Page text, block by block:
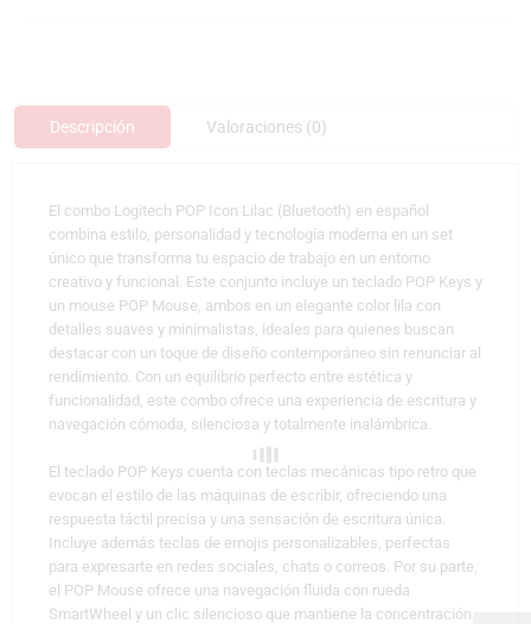
Descripción Valoraciones (0)
El combo Logitech POP Icon Lilac (Bluetooth) en español
combina estilo, personalidad y tecnología moderna en un set
único que transforma tu espacio de trabajo en un entorno
creativo y funcional. Este conjunto incluye un teclado POP Keys y
un mouse POP Mouse, ambos en un elegante color lila con
detalles suaves y minimalistas, ideales para quienes buscan
destacar con un toque de diseño contemporáneo sin renunciar al
rendimiento. Con un equilibrio perfecto entre estética y
funcionalidad, este combo ofrece una experiencia de escritura y
navegación cómoda, silenciosa y totalmente inalámbrica.
El teclado POP Keys cuenta con teclas mecánicas tipo retro que
evocan el estilo de las máquinas de escribir, ofreciendo una
respuesta táctil precisa y una sensación de escritura única.
Incluye además teclas de emojis personalizables, perfectas
para expresarte en redes sociales, chats o correos. Por su parte,
el POP Mouse ofrece una navegación fluida con rueda
SmartWheel y un clic silencioso que mantiene la concentración